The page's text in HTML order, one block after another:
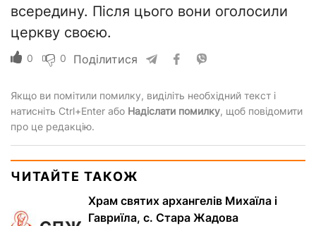
всередину. Після цього вони оголосили
церкву своєю.
0 0 Поділитися
Якщо ви помітили помилку, виділіть необхідний текст і
натисніть Ctrl+Enter або Надіслати помилку, щоб повідомити
про це редакцію.
ЧИТАЙТЕ ТАКОЖ
Храм святих архангелів Михаїла і
Гавриїла, с. Стара Жадова